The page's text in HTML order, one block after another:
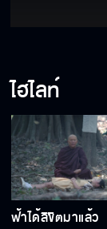
ไฮไลท์
ฟ้าได้ลิขิตมาแล้ว